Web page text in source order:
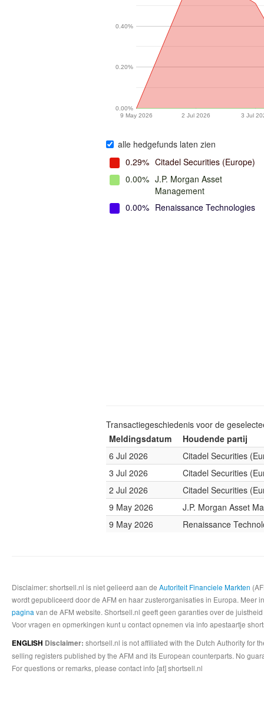
9 May 2026 2 Jul 2026 3 Jul
0.00%
0.20%
0.40%
alle hedgefunds laten zien
0.29% Citadel Securities (Europe)
0.00% J.P. Morgan Asset
Management
0.00% Renaissance Technologies
Transactiegeschiedenis voor de
Meldingsdatum
Houdende partij
6 Jul 2026
Citadel Securities
3 Jul 2026
Citadel Securities
2 Jul 2026
Citadel Securities
9 May 2026
J.P. Morgan Asset
9 May 2026
Renaissance
Disclaimer: shortsell.nl is niet gelieerd aan de Autoriteit Financiele Markten
wordt gepubliceerd door de AFM en haar zusterorganisaties in Europa.
pagina van de AFM website. Shortsell.nl geeft geen garanties over de
Voor vragen en opmerkingen kunt u contact opnemen via info apestaartje
ENGLISH Disclaimer: shortsell.nl is not affiliated with the Dutch Authority for
selling registers published by the AFM and its European counterparts. No
For questions or remarks, please contact info [at] shortsell.nl